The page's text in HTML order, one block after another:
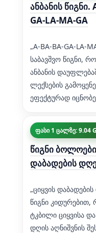
ანბანის წიგნი.
GA-LA-MA-GA
„A-BA-BA-GA-LA-
საბავშვო წიგნი,
ანბანის
ლექსების
ეფექტურად
ფასი 1 ცალზე: 9.04
წიგნი
დაბადების
„ციყვის
წიგნი
ტკბილი ციყვისა
დღის აღნიშვნის